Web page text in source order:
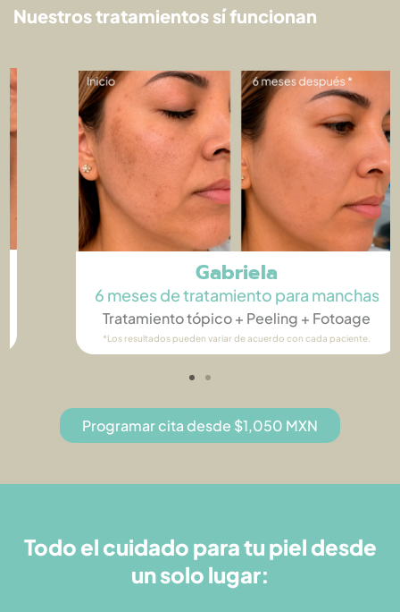
Nuestros tratamientos sí funcionan
Gabriela
6 meses de tratamiento para manchas
Tratamiento tópico + Peeling​ + Fotoage
*Los resultados pueden variar de acuerdo con cada paciente.
Programar cita desde $1,050 MXN
Todo el cuidado para tu piel desde
un solo lugar: